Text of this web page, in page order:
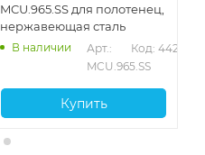
MCU.965.SS для полотенец,
нержавеющая сталь
В наличии
Арт.:
MCU.965.SS
Код: 44256
Купить